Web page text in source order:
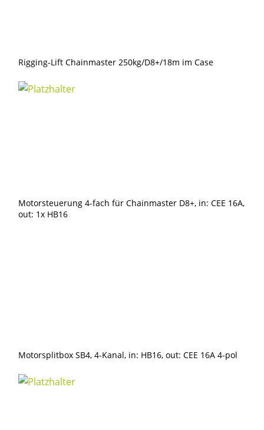
Rigging-Lift Chainmaster 250kg/D8+/18m im Case
Motorsteuerung 4-fach für Chainmaster D8+, in: CEE 16A,
out: 1x HB16
Motorsplitbox SB4, 4-Kanal, in: HB16, out: CEE 16A 4-pol